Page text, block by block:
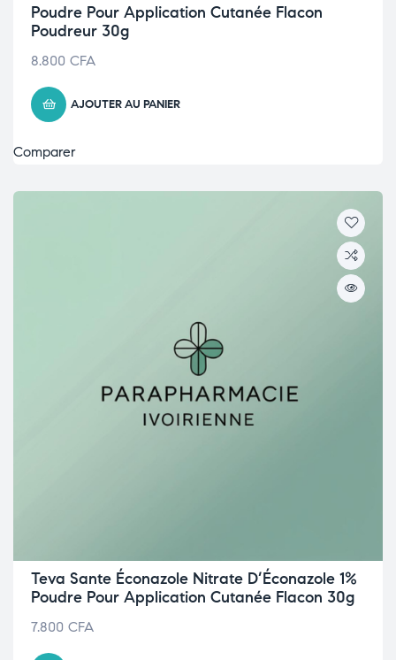
Poudre Pour Application Cutanée Flacon
Poudreur 30g
8.800 CFA
AJOUTER AU PANIER
Comparer
Teva Sante Éconazole Nitrate D’Éconazole 1%
Poudre Pour Application Cutanée Flacon 30g
7.800 CFA